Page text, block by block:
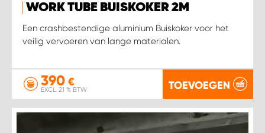
WORK TUBE BUISKOKER 2M
Een crashbestendige aluminium Buiskoker voor het
veilig vervoeren van lange materialen.
390 €
EXCL. 21 % BTW TOEVOEGEN